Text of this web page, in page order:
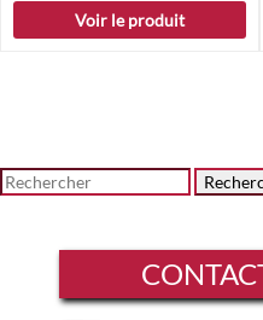
Voir le produit